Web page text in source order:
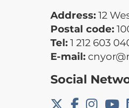
Address: 12
Postal code:
Tel: 1 212 603
E-mail:
Social